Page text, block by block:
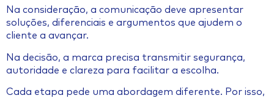
Na consideração, a comunicação deve apresentar
soluções, diferenciais e argumentos que ajudem o
cliente a avançar.
Na decisão, a marca precisa transmitir segurança,
autoridade e clareza para facilitar a escolha.
Cada etapa pede uma abordagem diferente. Por isso,